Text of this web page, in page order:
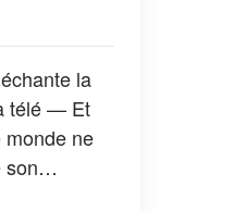
la
télé — Et
monde ne
son